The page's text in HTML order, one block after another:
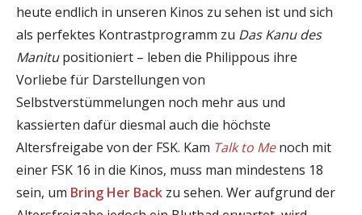
heute endlich in unseren Kinos zu sehen ist und sich
als perfektes Kontrastprogramm zu Das Kanu des
Manitupositioniert – leben die Philippous ihre
Vorliebe für Darstellungen von
Selbstverstümmelungen noch mehr aus und
kassierten dafür diesmal auch die höchste
Altersfreigabe von der FSK. Kam Talk to Menoch mit
einer FSK 16 in die Kinos, muss man mindestens 18
sein, um Bring Her Back zu sehen. Wer aufgrund der